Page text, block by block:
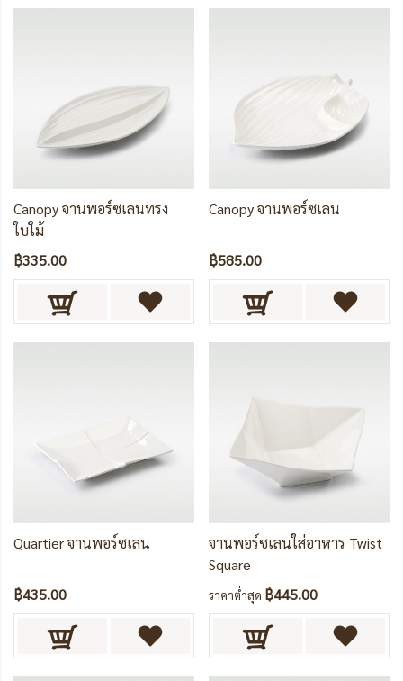
Canopy จานพอร์ซเลนทรง
ใบใม้
฿335.00
Canopy จานพอร์ซเลน
฿585.00
Quartier จานพอร์ซเลน
฿435.00
จานพอร์ซเลนใส่อาหาร Twist
Square
ราคาต่ำสุด ฿445.00